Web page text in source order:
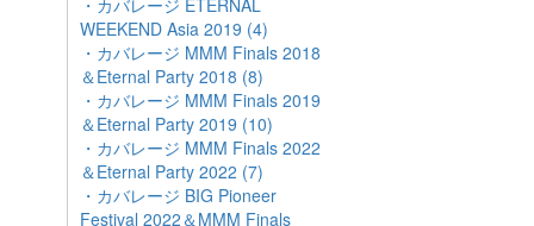
・カバレージ ETERNAL
WEEKEND Asia 2019 (4)
・カバレージ MMM Finals 2018
＆Eternal Party 2018 (8)
・カバレージ MMM Finals 2019
＆Eternal Party 2019 (10)
・カバレージ MMM Finals 2022
＆Eternal Party 2022 (7)
・カバレージ BIG Pioneer
Festival 2022＆MMM Finals